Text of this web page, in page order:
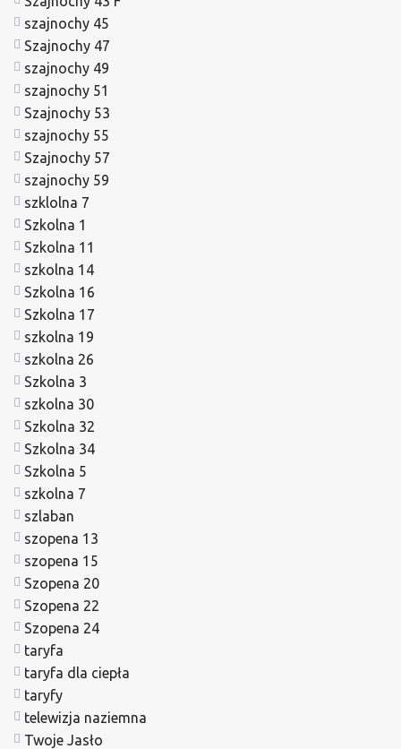
szajnochy 45
Szajnochy 47
szajnochy 49
szajnochy 51
Szajnochy 53
szajnochy 55
Szajnochy 57
szajnochy 59
szklolna 7
Szkolna 1
Szkolna 11
szkolna 14
Szkolna 16
Szkolna 17
szkolna 19
szkolna 26
Szkolna 3
szkolna 30
Szkolna 32
Szkolna 34
Szkolna 5
szkolna 7
szlaban
szopena 13
szopena 15
Szopena 20
Szopena 22
Szopena 24
taryfa
taryfa dla ciepła
taryfy
telewizja naziemna
Twoje Jasło